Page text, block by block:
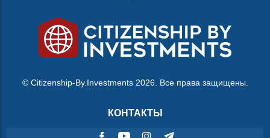
© Citizenship-By.Investments 2026. Все права защищены.
КОНТАКТЫ